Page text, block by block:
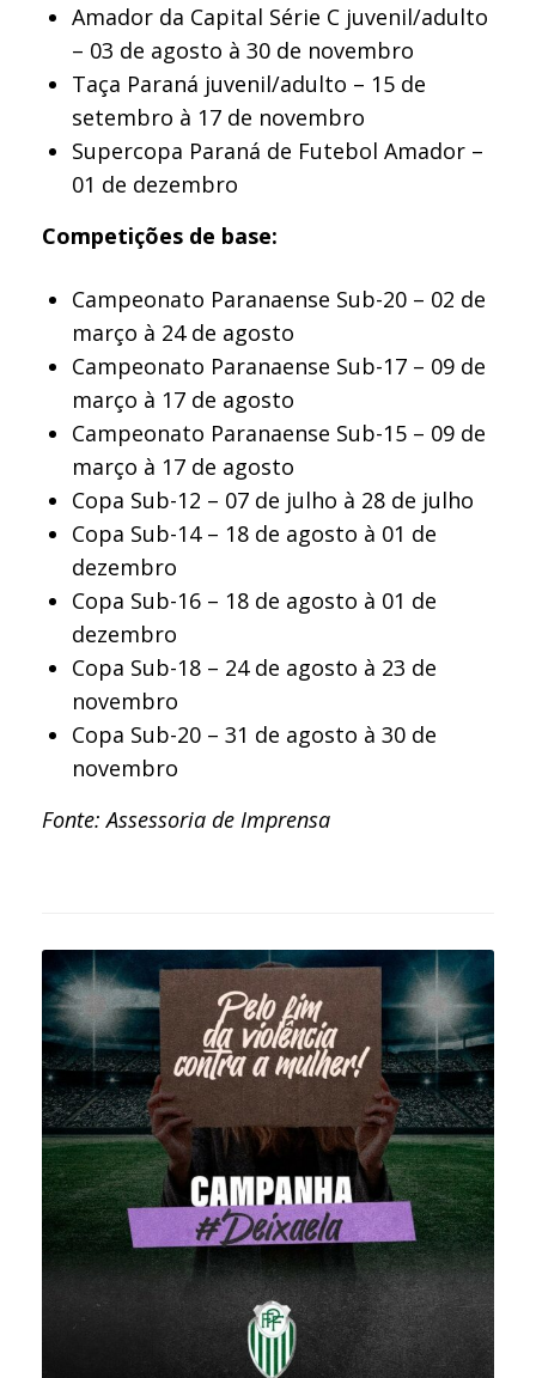
Amador da Capital Série C juvenil/adulto
– 03 de agosto à 30 de novembro
Taça Paraná juvenil/adulto – 15 de
setembro à 17 de novembro
Supercopa Paraná de Futebol Amador –
01 de dezembro
Competições de base:
Campeonato Paranaense Sub-20 – 02 de
março à 24 de agosto
Campeonato Paranaense Sub-17 – 09 de
março à 17 de agosto
Campeonato Paranaense Sub-15 – 09 de
março à 17 de agosto
Copa Sub-12 – 07 de julho à 28 de julho
Copa Sub-14 – 18 de agosto à 01 de
dezembro
Copa Sub-16 – 18 de agosto à 01 de
dezembro
Copa Sub-18 – 24 de agosto à 23 de
novembro
Copa Sub-20 – 31 de agosto à 30 de
novembro
Fonte: Assessoria de Imprensa